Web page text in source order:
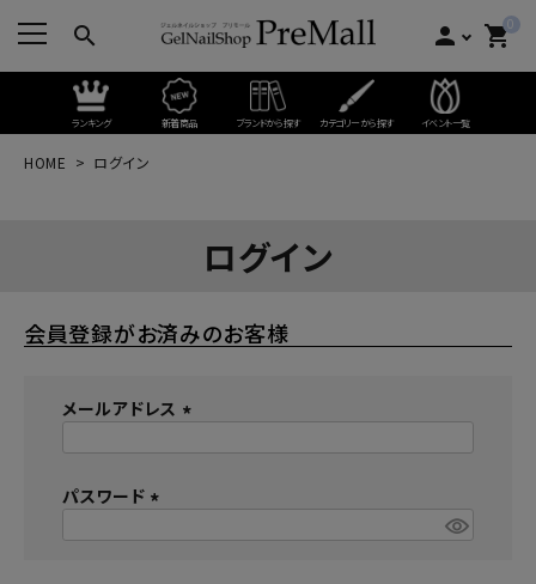
search person 0
shopping_cart
ランキング 新着商品 ブランドから探す カテゴリーから探す イベント一覧
HOME ログイン
ログイン
会員登録がお済みのお客様
メールアドレス
パスワード